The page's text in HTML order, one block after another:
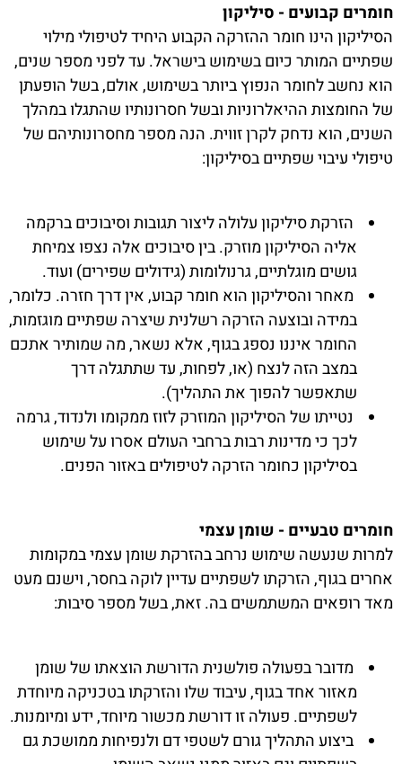
חומרים קבועים - סיליקון
הסיליקון הינו חומר ההזרקה הקבוע היחיד לטיפולי מילוי
שפתיים המותר כיום בשימוש בישראל. עד לפני מספר שנים,
הוא נחשב לחומר הנפוץ ביותר בשימוש, אולם, בשל הופעתן
של החומצות ההיאלרוניות ובשל חסרונותיו שהתגלו במהלך
השנים, הוא נדחק לקרן זווית. הנה מספר מחסרונותיהם של
טיפולי עיבוי שפתיים בסיליקון:
הזרקת סיליקון עלולה ליצור תגובות וסיבוכים ברקמה
אליה הסיליקון מוזרק. בין סיבוכים אלה נצפו צמיחת
גושים מוגלתיים, גרנולומות (גידולים שפירים) ועוד.
מאחר והסיליקון הוא חומר קבוע, אין דרך חזרה. כלומר,
במידה ובוצעה הזרקה רשלנית שיצרה שפתיים מוגזמות,
החומר איננו נספג בגוף, אלא נשאר, מה שמותיר אתכם
במצב הזה לנצח (או, לפחות, עד שתתגלה דרך
שתאפשר להפוך את התהליך).
נטייתו של הסיליקון המוזרק לזוז ממקומו ולנדוד, גרמה
לכך כי מדינות רבות ברחבי העולם אסרו על שימוש
בסיליקון כחומר הזרקה לטיפולים באזור הפנים.
חומרים טבעיים - שומן עצמי
למרות שנעשה שימוש נרחב בהזרקת שומן עצמי במקומות
אחרים בגוף, הזרקתו לשפתיים עדיין לוקה בחסר, וישנם מעט
מאד רופאים המשתמשים בה. זאת, בשל מספר סיבות:
מדובר בפעולה פולשנית הדורשת הוצאתו של שומן
מאזור אחד בגוף, עיבוד שלו והזרקתו בטכניקה מיוחדת
לשפתיים. פעולה זו דורשת מכשור מיוחד, ידע ומיומנות.
ביצוע התהליך גורם לשטפי דם ולנפיחות ממושכת גם